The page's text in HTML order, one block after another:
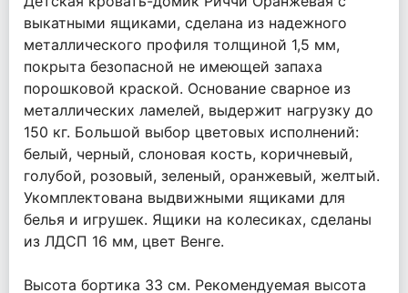
выкатными ящиками, сделана из надежного
металлического профиля толщиной 1,5 мм,
покрыта безопасной не имеющей запаха
порошковой краской. Основание сварное из
металлических ламелей, выдержит нагрузку до
150 кг. Большой выбор цветовых исполнений:
белый, черный, слоновая кость, коричневый,
голубой, розовый, зеленый, оранжевый, желтый.
Укомплектована выдвижными ящиками для
белья и игрушек. Ящики на колесиках, сделаны
из ЛДСП 16 мм, цвет Венге.
Высота бортика 33 см. Рекомендуемая высота